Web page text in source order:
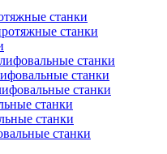
станки
станки
станки
станки
станки
станки
станки
станки